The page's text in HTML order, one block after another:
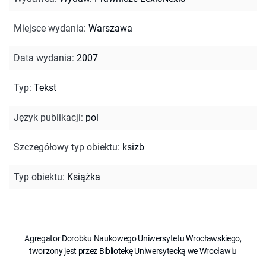
Miejsce wydania: Warszawa
Data wydania: 2007
Typ: Tekst
Język publikacji: pol
Szczegółowy typ obiektu: ksizb
Typ obiektu: Książka
Agregator Dorobku Naukowego Uniwersytetu Wrocławskiego,
tworzony jest przez Bibliotekę Uniwersytecką we Wrocławiu